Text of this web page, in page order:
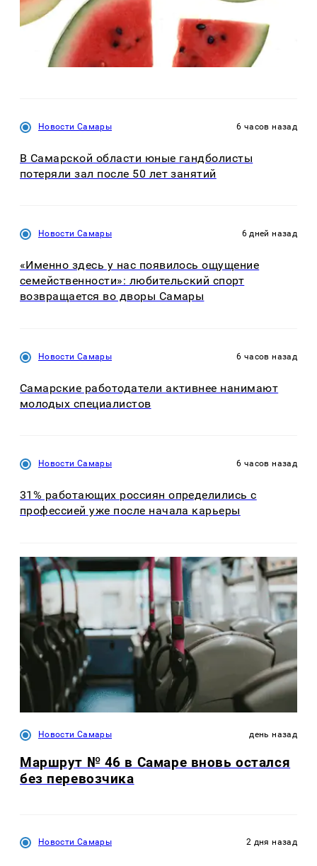
Новости Самары 6 часов назад
В Самарской области юные гандболисты
потеряли зал после 50 лет занятий
Новости Самары 6 дней назад
«Именно здесь у нас появилось ощущение
семейственности»: любительский спорт
возвращается во дворы Самары
Новости Самары 6 часов назад
Самарские работодатели активнее нанимают
молодых специалистов
Новости Самары 6 часов назад
31% работающих россиян определились с
профессией уже после начала карьеры
Новости Самары день назад
Маршрут № 46 в Самаре вновь остался
без перевозчика
Новости Самары 2 дня назад